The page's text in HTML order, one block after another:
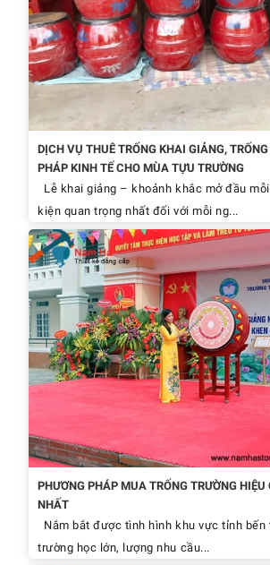
DỊCH VỤ THUÊ TRỐNG KHAI GIẢNG,
PHÁP KINH TẾ CHO MÙA TỰU TRƯỜNG
Lễ khai giảng – khoảnh khắc mở đầu
kiện quan trọng nhất đối với mỗi ng...
PHƯƠNG PHÁP MUA TRỐNG TRƯỜNG
NHẤT
Nắm bắt được tình hình khu vực tỉnh
trường học lớn, lượng nhu cầu...